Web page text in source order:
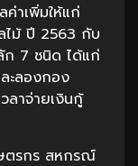
าเพิ่มให้แก่
ไม้ ปี 2563 กับ
ก 7 ชนิด ได้แก่
ะลองกอง
ลาจ่ายเงินกู้
ตรกร สหกรณ์